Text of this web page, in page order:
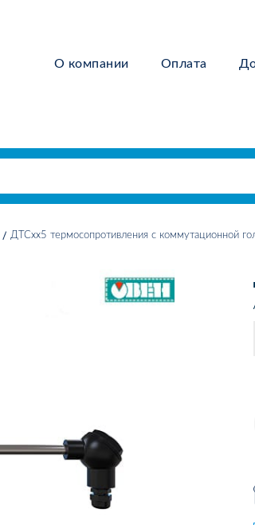
О компании Оплата
ДТСхх5 термосопротивления с коммутационной